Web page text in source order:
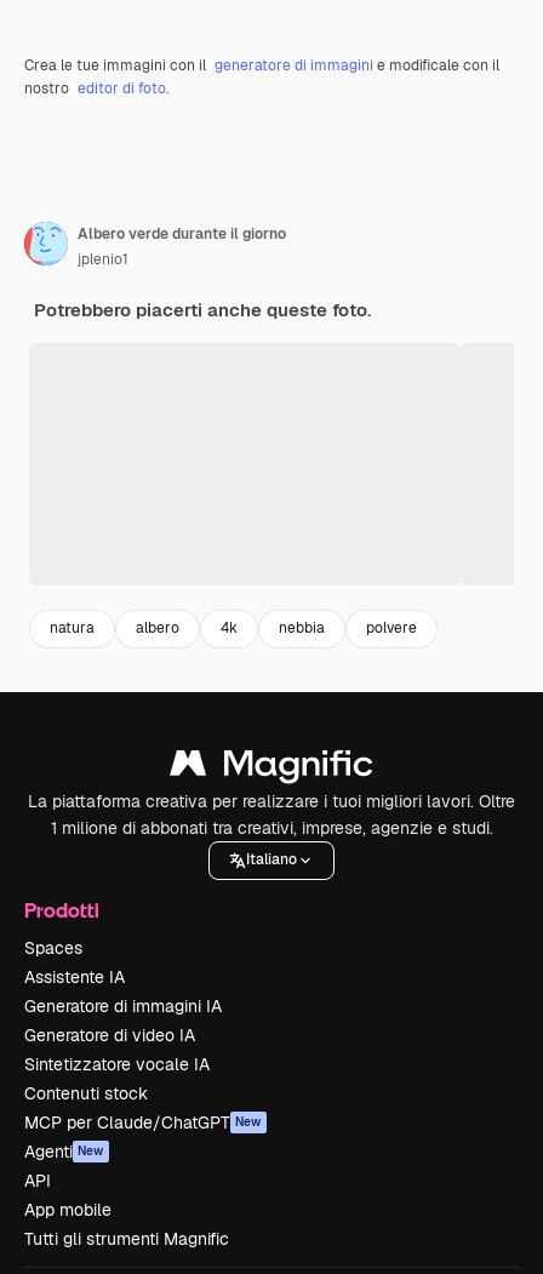
Crea le tue immagini con il generatore di immagini e modificale con il
nostro editor di foto.
Albero verde durante il giorno
jplenio1
Potrebbero piacerti anche queste foto.
natura albero 4k nebbia polvere
La piattaforma creativa per realizzare i tuoi migliori lavori. Oltre
1 milione di abbonati tra creativi, imprese, agenzie e studi.
Italiano
Prodotti
Spaces
Assistente IA
Generatore di immagini IA
Generatore di video IA
Sintetizzatore vocale IA
Contenuti stock
MCP per Claude/ChatGPT New
Agenti New
API
App mobile
Tutti gli strumenti Magnific